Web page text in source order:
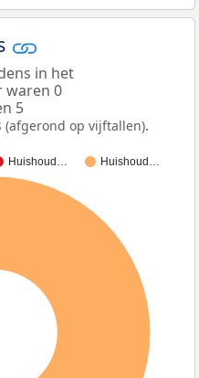
in het
waren 0
5
(afgerond op vijftallen).
Huishoud… Huishoud…